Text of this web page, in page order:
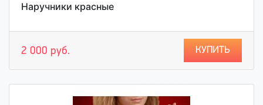
Наручники красные
2 000 руб. КУПИТЬ